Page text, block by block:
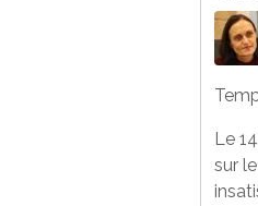
Le
sur